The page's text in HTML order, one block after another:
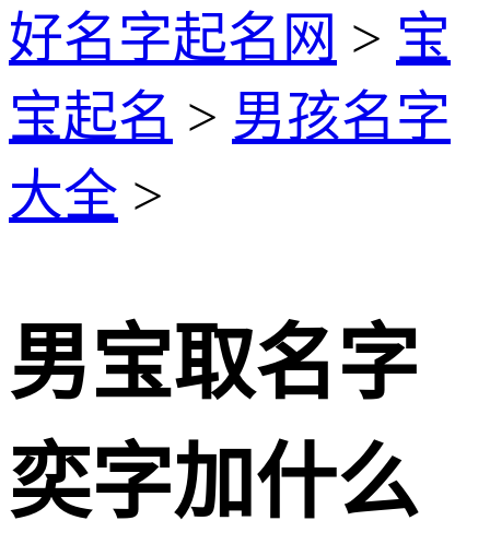
好名字起名网 > 宝
宝起名 > 男孩名字
大全 >
男宝取名字
奕字加什么